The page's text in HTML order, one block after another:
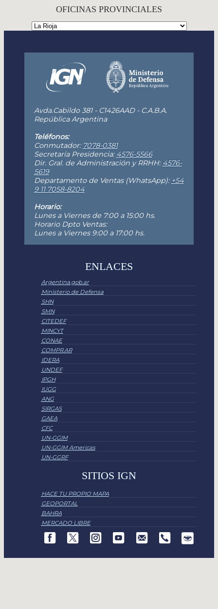
OFICINAS PROVINCIALES
Avda.Cabildo 381 - C1426AAD - C.A.B.A.
República Argentina
Teléfonos:
Conmutador: 7078-0381
Secretaría Presidencia: 4576-5566
Dir. Gral. de Administración y RRHH: 4576-
5619
Departamento de Ventas (WhatsApp): +54
9 11 7058-8204
Horario:
Lunes a Viernes de 7:00 a 15:00 hs.
Horario Dpto Ventas:
Lunes a Viernes 9:00 a 17:00 hs.
ENLACES
Argentina.gob.ar
Ministerio de Defensa
SHN
SMN
CITEDEF
MINCYT
CONAE
COMPR.AR
IDERA
UNDEF
IPGH
IUGG
ANG
SIRGAS
GAEA
CFC
UN-GGIM
UN-GGIM Americas
UN-GGRF
SITIOS IGN
HACE TU PROPIO MAPA
GEOPORTAL
BAHRA
MERCADO LIBRE